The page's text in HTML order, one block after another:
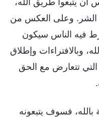
الشر. وعلى العكس من
فيه الناس سيكون
وبالافتراءات وإطلاق
التي تتعارض مع الحق
بالله، فسوف يتبعونه